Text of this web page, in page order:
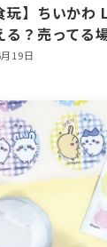
玩】ちいか
る？売ってる
19日